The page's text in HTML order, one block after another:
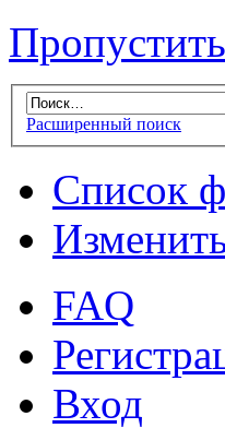
Пропустить
Расширенный поиск
Список
FAQ
Вход